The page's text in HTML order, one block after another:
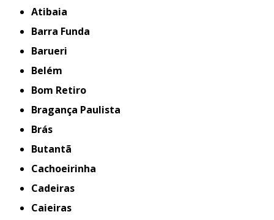
Atibaia
Barra Funda
Barueri
Belém
Bom Retiro
Bragança Paulista
Brás
Butantã
Cachoeirinha
Cadeiras
Caieiras